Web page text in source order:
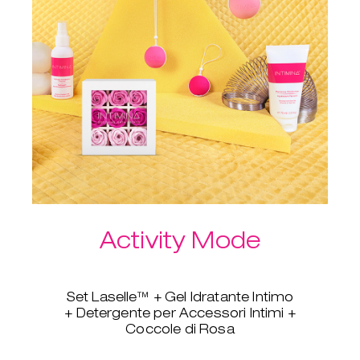
Un ulteriore vantaggio del
pacchetto: spedizione gratuita!
Activity Mode
Set Laselle™ + Gel Idratante Intimo
+ Detergente per Accessori Intimi +
Coccole di Rosa